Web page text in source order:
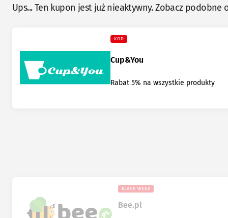
Ups... Ten kupon jest już nieaktywny. Zobacz podobne
KOD
Cup&You
Rabat 5% na wszystkie produkty
BLACK WEEK
Bee.pl